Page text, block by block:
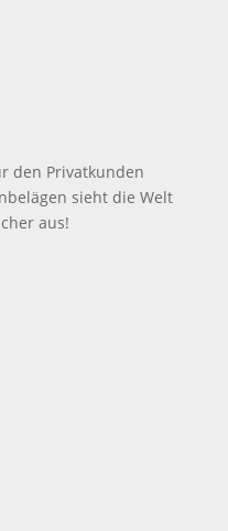
den Privatkunden
sieht die Welt
aus!